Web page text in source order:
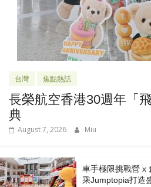
台灣 焦點熱話
長榮航空香港30週年「
典
August 7, 2026 Miu
車手極限挑戰營 x
乘Jumptopia打造